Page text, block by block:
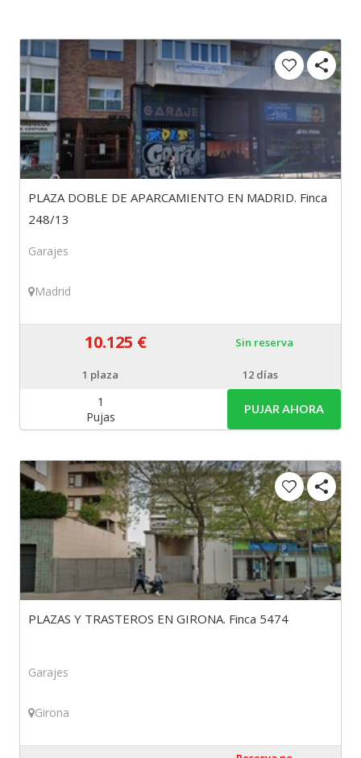
PLAZA DOBLE DE APARCAMIENTO EN MADRID. Finca
248/13
Garajes
Madrid
10.125 € Sin reserva
1 plaza 12 días
1
Pujas
PUJAR AHORA
PLAZAS Y TRASTEROS EN GIRONA. Finca 5474
Garajes
Girona